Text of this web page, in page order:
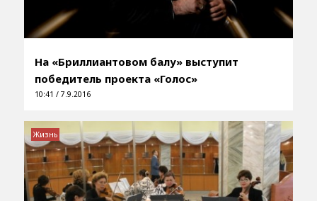
На «Бриллиантовом балу» выступит
победитель проекта «Голос»
10:41 / 7.9.2016
Жизнь